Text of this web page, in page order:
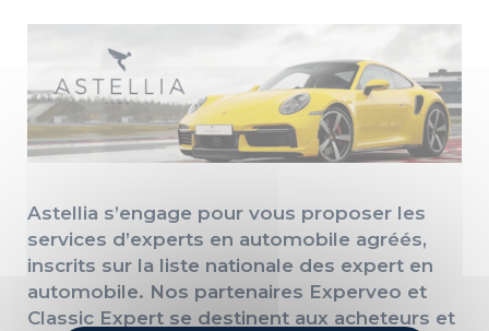
Astellia s’engage pour vous proposer les
services d’experts en automobile agréés,
inscrits sur la liste nationale des expert en
automobile. Nos partenaires Experveo et
Classic Expert se destinent aux acheteurs et